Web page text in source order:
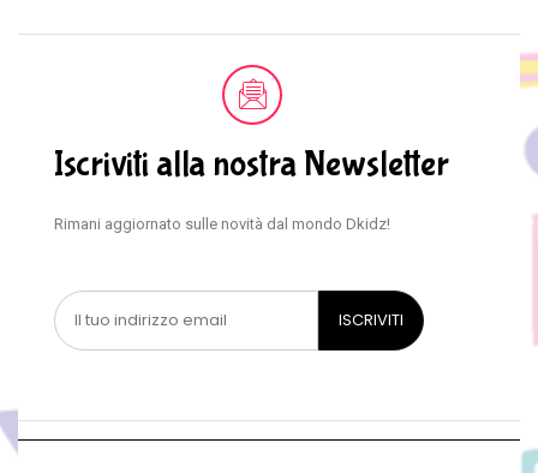
Iscriviti alla nostra Newsletter
Rimani aggiornato sulle novità dal mondo Dkidz!